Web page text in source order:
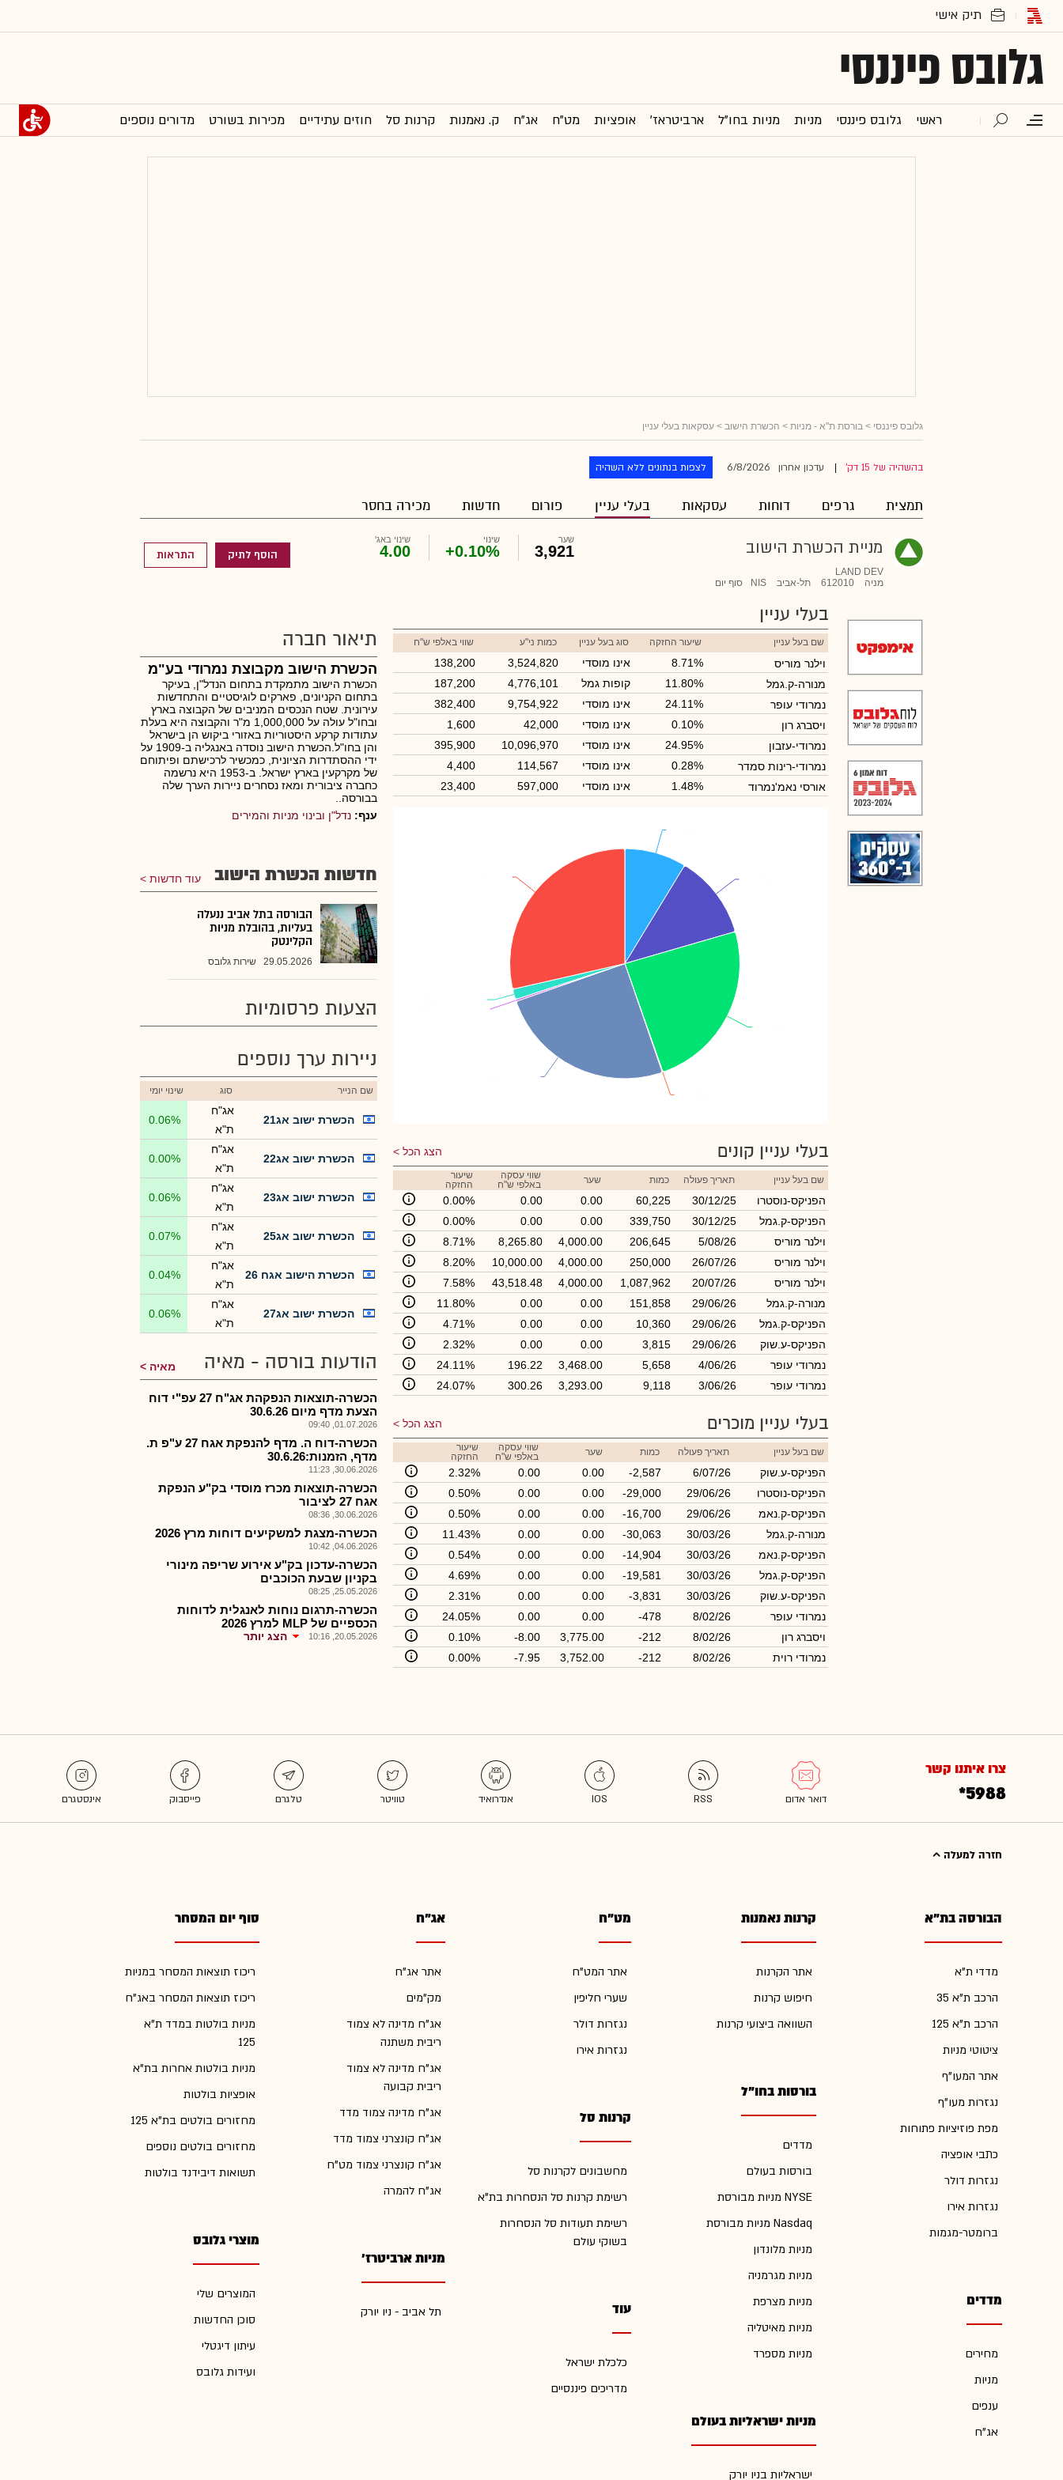
גלובס פיננסי
ראשי גלובס פיננסי מניות מניות בחו"ל ארביטראז' אופציות מט"ח אג"ח ק. נאמנות קרנות סל חוזים עתידיים מכירות בשורט מדורים נוספים
גלובס פיננסי > בורסת ת"א - מניות > הכשרת הישוב > עסקאות בעלי עניין
בהשהיה של 15 דק' עדכון אחרון 6/8/2026 לצפות בנתונים ללא השהיה
תמצית גרפים דוחות עסקאות בעלי עניין פורום חדשות מכירה בחסר
מניית הכשרת הישוב
LAND DEV
מניה
612010 תל-אביב NIS סוף יום
שער
3,921
שינוי
+0.10%
שינוי באג'
4.00 הוסף לתיק התראות
בעלי עניין
שם בעל עניין שיעור החזקה סוג בעל עניין כמות ני"ע שווי באלפי ש"ח
וילנר מוריס 8.71% אינו מוסדי 3,524,820
138,200
מנורה-ק.גמל
11.80% קופות גמל 4,776,101
187,200
נמרודי עופר
24.11% אינו מוסדי 9,754,922
382,400
ויסברג רון
0.10% אינו מוסדי 42,000
1,600
נמרודי-עזבון
24.95% אינו מוסדי 10,096,970
395,900
נמרודי-רינות סמדר
0.28% אינו מוסדי 114,567
4,400
אורסי נאמ'נמרוד
1.48% אינו מוסדי 597,000
23,400
בעלי עניין קונים הצג הכל
שם בעל עניין תאריך פעולה כמות שער
שווי עסקה
באלפי ש"ח
שיעור
החזקה
הפניקס-נוסטרו 30/12/25
60,225
0.00
0.00
0.00%
הפניקס-ק.גמל
30/12/25
339,750
0.00
0.00
0.00%
וילנר מוריס
5/08/26
206,645
4,000.00
8,265.80
8.71%
וילנר מוריס
26/07/26
250,000
4,000.00
10,000.00
8.20%
וילנר מוריס
20/07/26
1,087,962
4,000.00
43,518.48
7.58%
מנורה-ק.גמל
29/06/26
151,858
0.00
0.00
11.80%
הפניקס-ק.גמל
29/06/26
10,360
0.00
0.00
4.71%
הפניקס-ע.שוק
29/06/26
3,815
0.00
0.00
2.32%
נמרודי עופר
4/06/26
5,658
3,468.00
196.22
24.11%
נמרודי עופר
3/06/26
9,118
3,293.00
300.26
24.07%
בעלי עניין מוכרים הצג הכל
שם בעל עניין תאריך פעולה כמות שער
שווי עסקה
באלפי ש"ח
שיעור
החזקה
הפניקס-ע.שוק 6/07/26
-2,587
0.00
0.00
2.32%
הפניקס-נוסטרו
29/06/26
-29,000
0.00
0.00
0.50%
הפניקס-ק.נאמ
29/06/26
-16,700
0.00
0.00
0.50%
מנורה-ק.גמל
30/03/26
-30,063
0.00
0.00
11.43%
הפניקס-ק.נאמ
30/03/26
-14,904
0.00
0.00
0.54%
הפניקס-ק.גמל
30/03/26
-19,581
0.00
0.00
4.69%
הפניקס-ע.שוק
30/03/26
-3,831
0.00
0.00
2.31%
נמרודי עופר
8/02/26
-478
0.00
0.00
24.05%
ויסברג רון
8/02/26
-212
3,775.00
-8.00
0.10%
נמרודי רוית
8/02/26
-212
3,752.00
-7.95
0.00%
תיאור חברה
הכשרת הישוב מקבוצת נמרודי בע"מ
הכשרת הישוב מתמקדת בתחום הנדל"ן, בעיקר
בתחום הקניונים, פארקים לוגיסטיים והתחדשות
עירונית. שטח הנכסים המניבים של הקבוצה בארץ
ובחו"ל עולה על 1,000,000 מ"ר והקבוצה היא בעלת
עתודות קרקע היסטוריות באזורי ביקוש הן בישראל
והן בחו"ל.הכשרת הישוב נוסדה באנגליה ב-1909 על
ידי ההסתדרות הציונית, כמכשיר לרכישתם ופיתוחם
של מקרקעין בארץ ישראל. ב-1953 היא נרשמה
כחברה ציבורית ומאז נסחרים ניירות הערך שלה
בבורסה..
ענף: נדל"ן ובינוי מניות והמירים
חדשות הכשרת הישוב עוד חדשות
הבורסה בתל אביב ננעלה
בעליות, בהובלת מניות
הקלינטק
29.05.2026 שירות גלובס
הצעות פרסומיות
ניירות ערך נוספים
שם הנייר סוג שינוי יומי
הכשרת ישוב אג21
אג"ח
ת"א
0.06%
הכשרת ישוב אג22
אג"ח
ת"א
0.00%
הכשרת ישוב אג23
אג"ח
ת"א
0.06%
הכשרת ישוב אג25
אג"ח
ת"א
0.07%
הכשרת הישוב אגח 26
אג"ח
ת"א
0.04%
הכשרת ישוב אג27
אג"ח
ת"א
0.06%
הודעות בורסה - מאיה מאיה
הכשרה-תוצאות הנפקהת אג"ח 27 עפ"י דוח
הצעת מדף מיום 30.6.26
01.07.2026, 09:40
הכשרה-דוח ה. מדף להנפקת אגח 27 ע"פ ת.
מדף, הזמנות:30.6.26
30.06.2026, 11:23
הכשרה-תוצאות מכרז מוסדי בק"ע הנפקת
אגח 27 לציבור
30.06.2026, 08:36
הכשרה-מצגת למשקיעים דוחות מרץ 2026
04.06.2026, 10:42
הכשרה-עדכון בק"ע אירוע שריפה מינורי
בקניון שבעת הכוכבים
25.05.2026, 08:25
הכשרה-תרגום נוחות לאנגלית לדוחות
הכספיים של MLP למרץ 2026
20.05.2026, 10:16 הצג יותר
צרו איתנו קשר
*5988
חזרה למעלה
הבורסה בת"א
מדדי ת"א
הרכב ת"א 35
הרכב ת"א 125
ציטוטי מניות
אתר המעו"ף
נגזרות מעו"ף
מפת פוזיציות פתוחות
כתבי אופציה
נגזרות דולר
נגזרות אירו
ברומטר-מגמות
מדדים
מחירים
מניות
ענפים
אג"ח
קרנות נאמנות
אתר הקרנות
חיפוש קרנות
השוואה ביצועי קרנות
בורסות בחו"ל
מדדים
בורסות בעולם
מניות מבורסת NYSE
מניות מבורסת Nasdaq
מניות מלונדון
מניות מגרמניה
מניות מצרפת
מניות מאיטליה
מניות מספרד
מניות ישראליות בעולם
ישראליות בניו יורק
מט"ח
אתר המט"ח
שערי חליפין
נגזרות דולר
נגזרות אירו
קרנות סל
מחשבונים לקרנות סל
רשימת קרנות סל הנסחרות בת"א
רשימת תעודות סל הנסחרות
בשוקי עולם
עוד
כלכלת ישראל
מדריכים פיננסיים
אג"ח
אתר אג"ח
מק"מים
אג"ח מדינה לא צמוד
ריבית משתנה
אג"ח מדינה לא צמוד
ריבית קבועה
אג"ח מדינה צמוד מדד
אג"ח קונצרני צמוד מדד
אג"ח קונצרני צמוד מט"ח
אג"ח להמרה
מניות ארביטרז'
תל אביב - ניו יורק
סוף יום המסחר
ריכוז תוצאות המסחר במניות
ריכוז תוצאות המסחר באג"ח
מניות בולטות במדד ת"א
125
מניות בולטות אחרות בת"א
אופציות בולטות
מחזורים בולטים בת"א 125
מחזורים בולטים נוספים
תשואות דיבידנד בולטות
מוצרי גלובס
המוצרים שלי
סוכן החדשות
עיתון דיגטלי
ועידות גלובס